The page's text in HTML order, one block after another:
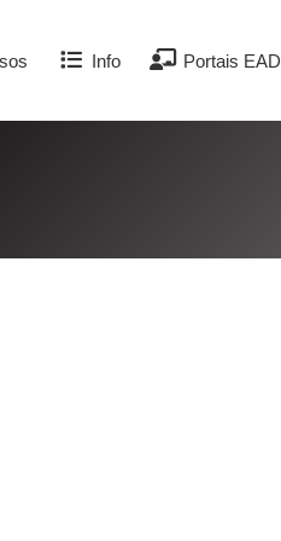
Info Portais EAD